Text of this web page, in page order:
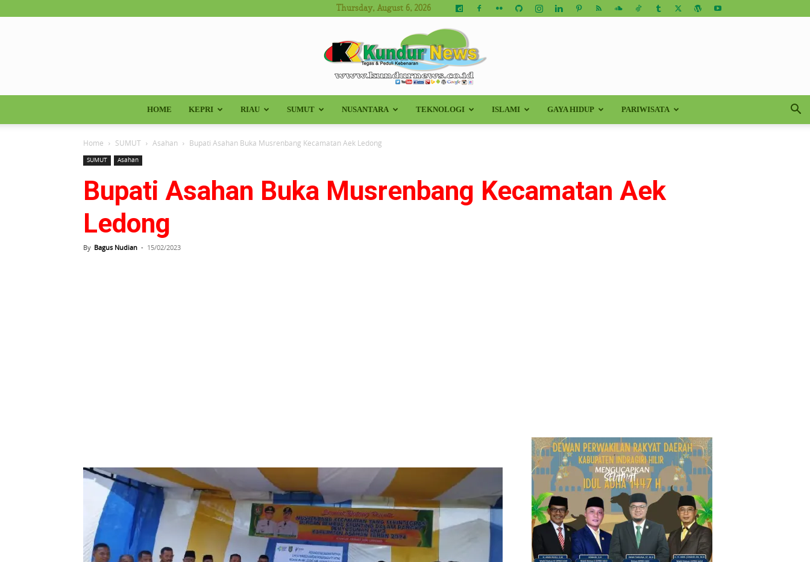
Thursday, August 6, 2026
Kundur
News
HOME KEPRI RIAU SUMUT NUSANTARA TEKNOLOGI ISLAMI GAYA HIDUP PARIWISATA
Home SUMUT Asahan Bupati Asahan Buka Musrenbang Kecamatan Aek Ledong
SUMUT Asahan
Bupati Asahan Buka Musrenbang Kecamatan Aek
Ledong
By Bagus Nudian - 15/02/2023